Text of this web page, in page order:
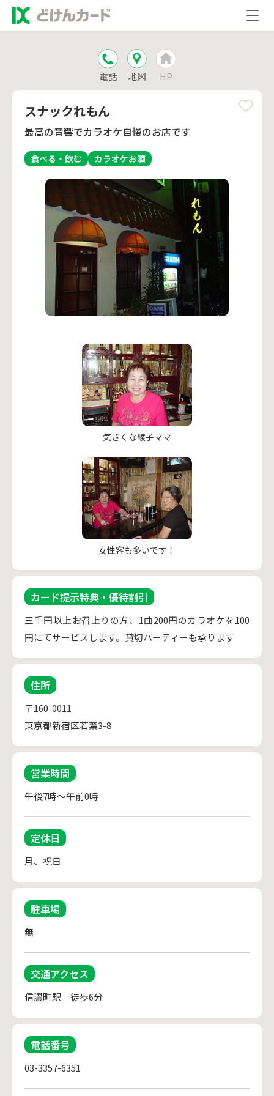
電話 地図 HP
スナックれもん
最高の音響でカラオケ自慢のお店です
食べる・飲む カラオケお酒
気さくな綾子ママ
女性客も多いです！
カード提示特典・優待割引
三千円以上お召上りの方、1曲200円のカラオケを100
円にてサービスします。貸切パーティーも承ります
住所
〒160-0011
東京都新宿区若葉3-8
営業時間
午後7時～午前0時
定休日
月、祝日
駐車場
無
交通アクセス
信濃町駅　徒歩6分
電話番号
03-3357-6351